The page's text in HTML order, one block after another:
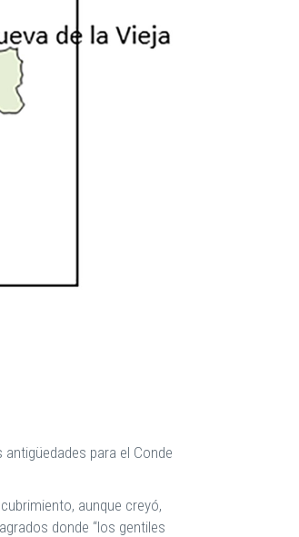
para el Conde
aunque creyó,
donde “los gentiles